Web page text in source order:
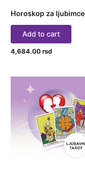
Horoskop za ljubimce
Add to cart
4,684.00rsd